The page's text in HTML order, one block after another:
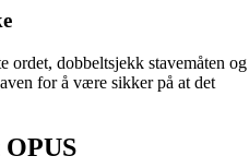
ordet, dobbeltsjekk stavemåten og
for å være sikker på at det